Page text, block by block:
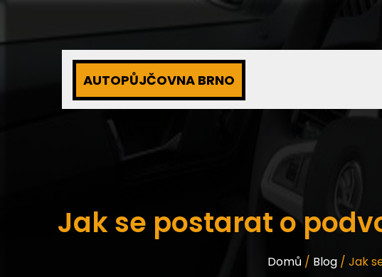
AUTOPŮJČOVNA BRNO
Jak se postarat o
Domů / Blog / Jak